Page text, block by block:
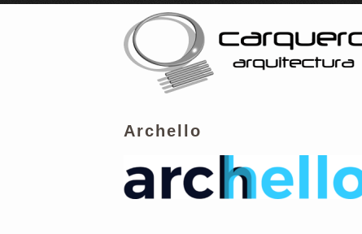
Archello